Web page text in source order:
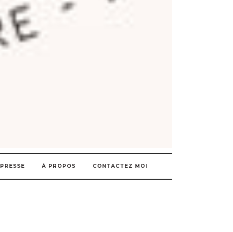
PRESSE À PROPOS CONTACTEZ MOI